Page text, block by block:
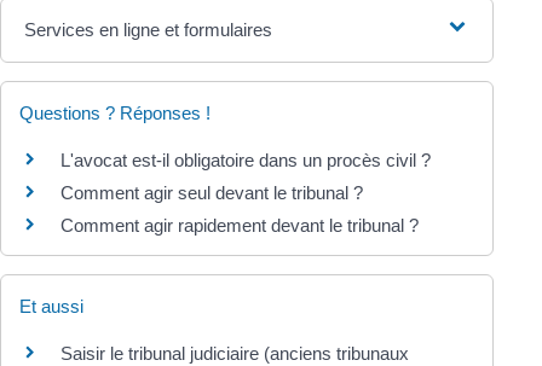
Services en ligne et formulaires
Questions ? Réponses !
L'avocat est-il obligatoire dans un procès civil ?
Comment agir seul devant le tribunal ?
Comment agir rapidement devant le tribunal ?
Et aussi
Saisir le tribunal judiciaire (anciens tribunaux